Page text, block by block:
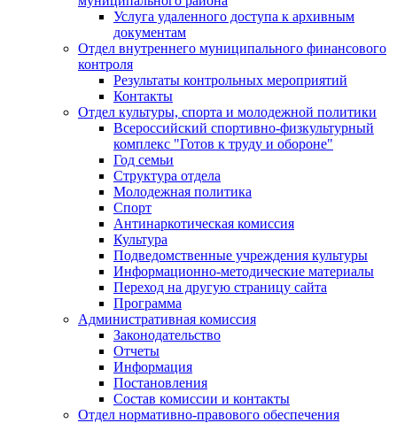
Услуга удаленного доступа к архивным
документам
Отдел внутреннего муниципального финансового
контроля
Результаты контрольных мероприятий
Контакты
Отдел культуры, спорта и молодежной политики
Всероссийский спортивно-физкультурный
комплекс "Готов к труду и обороне"
Год семьи
Структура отдела
Молодежная политика
Спорт
Антинаркотическая комиссия
Культура
Подведомственные учреждения культуры
Информационно-методические материалы
Переход на другую страницу сайта
Программа
Административная комиссия
Законодательство
Отчеты
Информация
Постановления
Состав комиссии и контакты
Отдел нормативно-правового обеспечения